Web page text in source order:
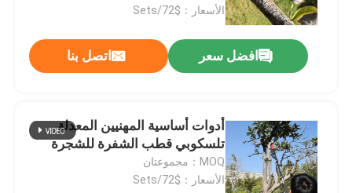
بالمنشار البنزين
منشار كهربائي
قاطع فرشاة كهربائية
الأسعار：$72/Sets
افضل سعر اتصل بنا
أدوات أساسية المهنيين المعدلة
تلسكوبي قطب الشفرة للشجرة
MOQ：مجموعتان
الأسعار：$72/Sets